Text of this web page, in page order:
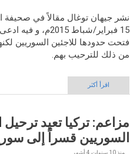
نشر جيهان توغال مقالاً في صحيفة
15 فبراير/شباط 2015م، و
فتحت حدودها للاجئين السوريين
من ذلك للترحيب بهم.
اقرأ أكثر
مزاعم: تركيا تعيد ترحيل
السوريين قسراً إلى
منذ10 سنوات 4 أشهر